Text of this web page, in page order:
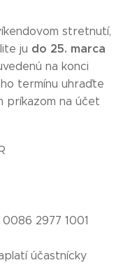
stretnutí,
ju do 25. marca
na konci
termínu uhraďte
príkazom na účet
2977 1001
účastnícky